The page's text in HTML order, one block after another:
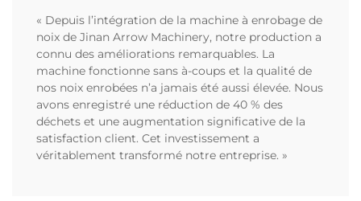
« Depuis l’intégration de la machine à enrobage de
noix de Jinan Arrow Machinery, notre production a
connu des améliorations remarquables. La
machine fonctionne sans à-coups et la qualité de
nos noix enrobées n’a jamais été aussi élevée. Nous
avons enregistré une réduction de 40 % des
déchets et une augmentation significative de la
satisfaction client. Cet investissement a
véritablement transformé notre entreprise. »